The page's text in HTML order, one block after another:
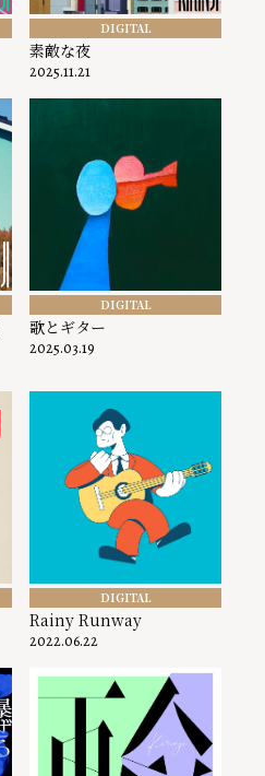
DIGITAL
素敵な夜
2025.11.21
DIGITAL
歌とギター
2025.03.19
DIGITAL
Rainy Runway
2022.06.22